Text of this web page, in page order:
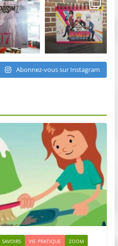
Abonnez-vous sur Instagram
SAVOIRS VIE PRATIQUE ZOOM